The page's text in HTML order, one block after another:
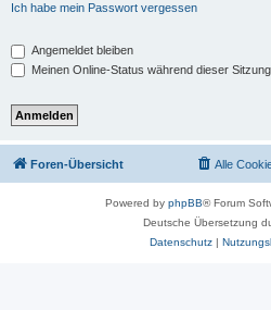
Ich habe mein Passwort vergessen
Angemeldet bleiben
Meinen Online-Status während dieser
Foren-Übersicht Alle
Powered by phpBB® Forum
Deutsche Übersetzung
Datenschutz|